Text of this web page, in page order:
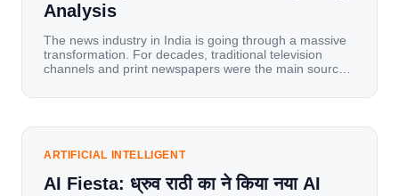
Analysis
The news industry in India is going through a massive
transformation. For decades, traditional television
channels and print newspapers were the main sources
mobile data, affordable smartphones, and high-speed
has become a mobile-first market where consumers
ARTIFICIAL INTELLIGENT
AI Fiesta: ध्रुव राठी का ने किया नया AI